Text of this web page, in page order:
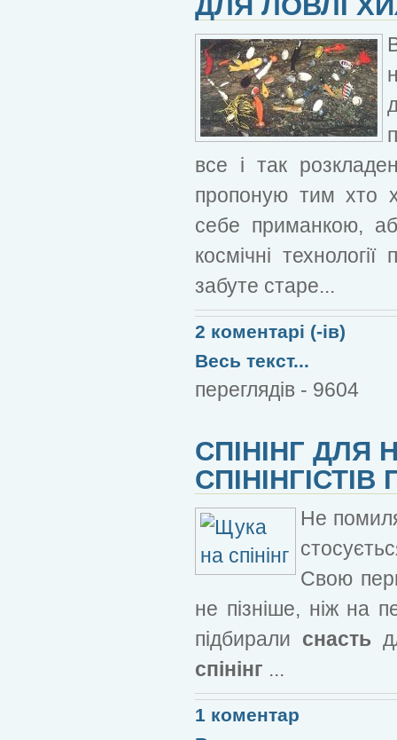
все і так
пропоную тим хто
себе приманкою,
космічні
забуте старе...
2 коментарі (-ів)
Весь текст...
переглядів - 9604
СПІНІНГ ДЛЯ
СПІНІНГІСТІВ
Не
Свою
не пізніше, ніж на
підбирали снасть
спінінг ...
1 коментар